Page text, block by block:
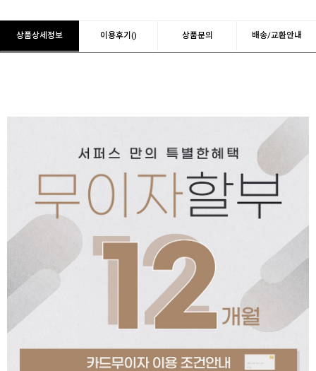
PAYCO 바로구매
상품상세정보 이용후기() 상품문의 배송/교환안내